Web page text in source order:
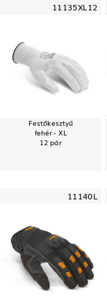
11135XL12
Festőkesztyű
fehér - XL
12 pár
11140L